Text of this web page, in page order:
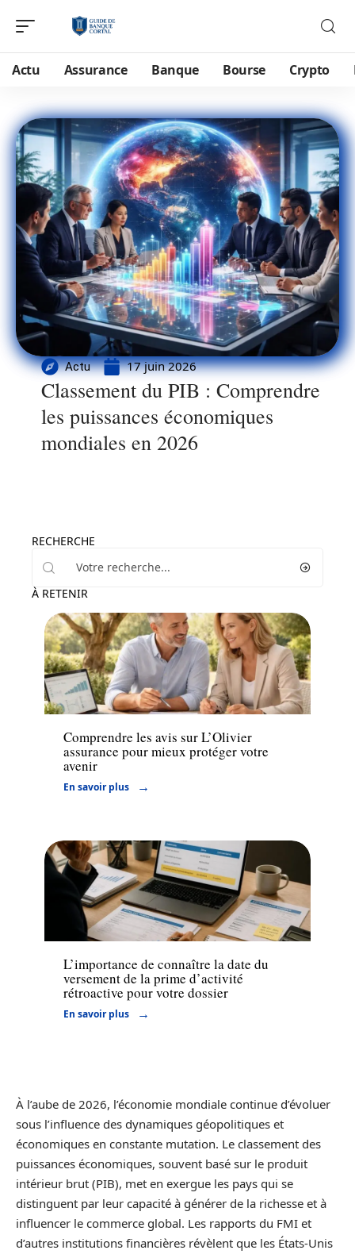
Actu Assurance Banque Bourse Crypto
Actu 17 juin 2026
Classement du PIB : Comprendre
les puissances économiques
mondiales en 2026
RECHERCHE
À RETENIR
Assurance
Comprendre les avis sur L’Olivier
assurance pour mieux protéger votre
avenir
En savoir plus
Financement
L’importance de connaître la date du
versement de la prime d’activité
rétroactive pour votre dossier
En savoir plus
À l’aube de 2026, l’économie mondiale continue d’évoluer
sous l’influence des dynamiques géopolitiques et
économiques en constante mutation. Le classement des
puissances économiques, souvent basé sur le produit
intérieur brut (PIB), met en exergue les pays qui se
distinguent par leur capacité à générer de la richesse et à
influencer le commerce global. Les rapports du FMI et
d’autres institutions financières révèlent que les États-Unis